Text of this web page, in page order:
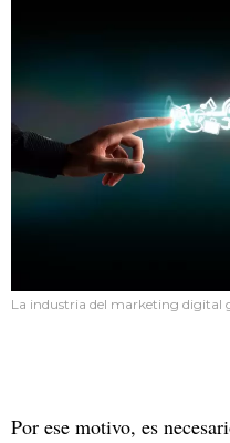
La industria del marketing digital
Por ese motivo, es